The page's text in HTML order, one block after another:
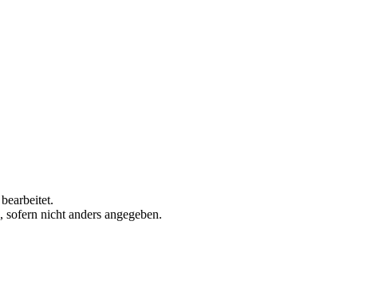
, sofern nicht anders angegeben.